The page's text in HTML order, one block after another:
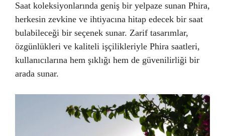
Saat koleksiyonlarında geniş bir yelpaze sunan Phira,
herkesin zevkine ve ihtiyacına hitap edecek bir saat
bulabileceği bir seçenek sunar. Zarif tasarımlar,
özgünlükleri ve kaliteli işçilikleriyle Phira saatleri,
kullanıcılarına hem şıklığı hem de güvenilirliği bir
arada sunar.